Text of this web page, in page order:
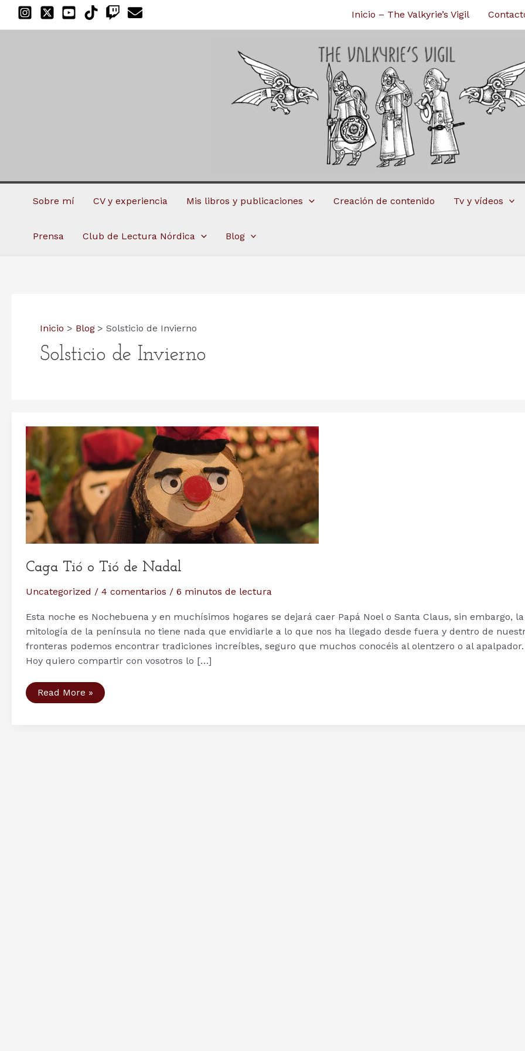
Inicio – The Valkyrie’s Vigil
Sobre mí CV y experiencia Mis libros y publicaciones Creación de contenido Tv y vídeos
Prensa Club de Lectura Nórdica Blog
Inicio Blog Solsticio de Invierno
Solsticio de Invierno
Caga Tió o Tió de Nadal
Uncategorized / 4 comentarios / 6 minutos de lectura
Esta noche es Nochebuena y en muchísimos hogares se dejará caer Papá Noel o Santa Claus, sin embargo, la
mitología de la península no tiene nada que envidiarle a lo que nos ha llegado desde fuera y dentro de
fronteras podemos encontrar tradiciones increíbles, seguro que muchos conocéis al olentzero o al apalpador.
Hoy quiero compartir con vosotros lo […]
Caga
Tió
Read More »